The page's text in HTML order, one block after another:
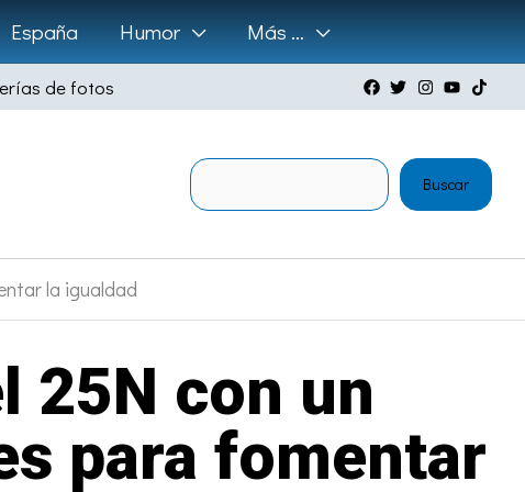
España Humor
Más …
de fotos
Buscar
la igualdad
25N con un
para fomentar